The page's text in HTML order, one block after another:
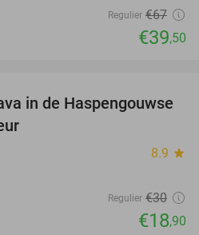
Regulier €67
€39,50
37%
in de Haspengouwse
8.9 star
Regulier €30
€18,90